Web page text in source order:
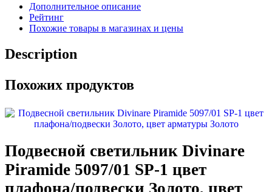
Дополнительное описание
Рейтинг
Похожие товары в магазинах и цены
Description
Похожих продуктов
Подвесной светильник Divinare
Piramide 5097/01 SP-1 цвет
плафона/подвески Золото, цвет